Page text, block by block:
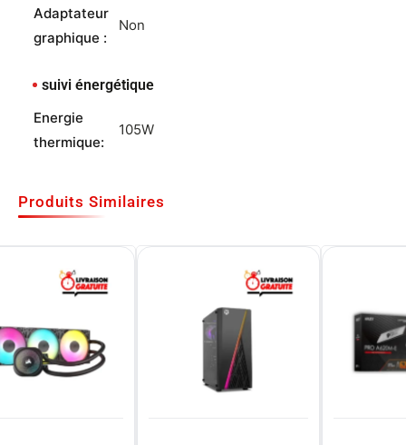
Adaptateur
graphique :
Non
suivi énergétique
Energie
thermique:
105W
Produits Similaires